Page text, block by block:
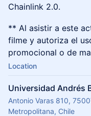
Chainlink 2.0.
​​​** Al asistir a este
filme y autoriza el
promocional o de
Location
Universidad Andrés
Antonio Varas 810,
Metropolitana, Chile